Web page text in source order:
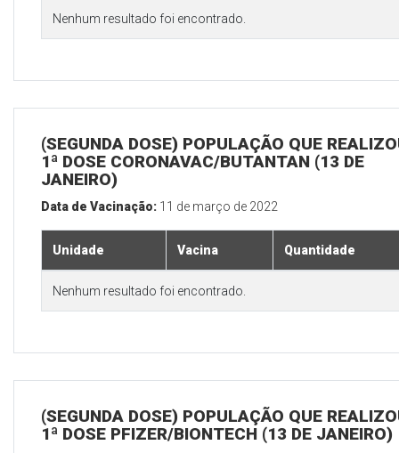
Nenhum resultado foi encontrado.
(SEGUNDA DOSE) POPULAÇÃO QUE
1ª DOSE CORONAVAC/BUTANTAN (13 DE
JANEIRO)
Data de Vacinação: 11 de março de 2022
Unidade Vacina Quantidade
Nenhum resultado foi encontrado.
(SEGUNDA DOSE) POPULAÇÃO QUE
1ª DOSE PFIZER/BIONTECH (13 DE JANEIRO)